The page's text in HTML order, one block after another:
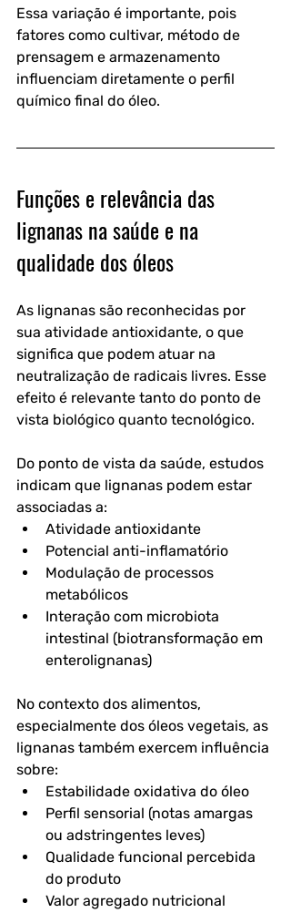
Essa variação é importante, pois
fatores como cultivar, método de
prensagem e armazenamento
influenciam diretamente o perfil
químico final do óleo.
Funções e relevância das
lignanas na saúde e na
qualidade dos óleos
As lignanas são reconhecidas por
sua atividade antioxidante, o que
significa que podem atuar na
neutralização de radicais livres. Esse
efeito é relevante tanto do ponto de
vista biológico quanto tecnológico.
Do ponto de vista da saúde, estudos
indicam que lignanas podem estar
associadas a:
Atividade antioxidante
Potencial anti-inflamatório
Modulação de processos
metabólicos
Interação com microbiota
intestinal (biotransformação em
enterolignanas)
No contexto dos alimentos,
especialmente dos óleos vegetais, as
lignanas também exercem influência
sobre:
Estabilidade oxidativa do óleo
Perfil sensorial (notas amargas
ou adstringentes leves)
Qualidade funcional percebida
do produto
Valor agregado nutricional